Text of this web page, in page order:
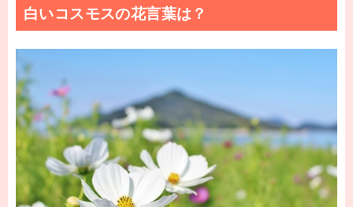
白いコスモスの花言葉は？